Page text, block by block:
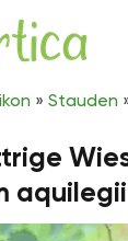
» Stauden